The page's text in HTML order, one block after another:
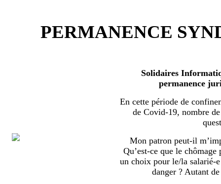
PERMANENCE
Solidaires
permanence
En cette période de
de Covid-19, nombre
Mon patron peut-il
Qu’est-ce que le
un choix pour le/la salarié-
danger ? Autant